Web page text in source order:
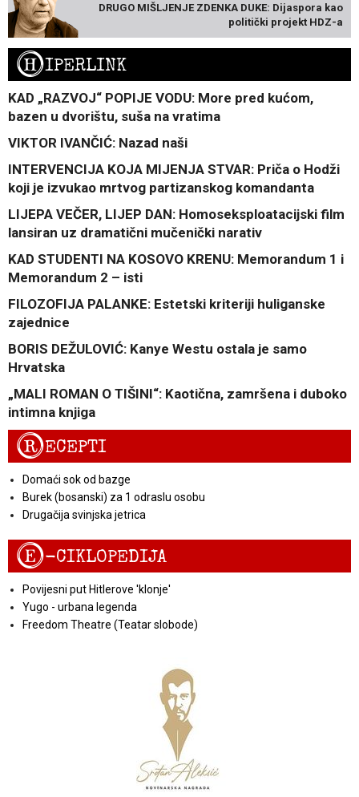
DRUGO MIŠLJENJE ZDENKA DUKE: Dijaspora kao
politički projekt HDZ-a
HIPERLINK
KAD „RAZVOJ“ POPIJE VODU: More pred kućom,
bazen u dvorištu, suša na vratima
VIKTOR IVANČIĆ: Nazad naši
INTERVENCIJA KOJA MIJENJA STVAR: Priča o Hodži
koji je izvukao mrtvog partizanskog komandanta
LIJEPA VEČER, LIJEP DAN: Homoseksploatacijski film
lansiran uz dramatični mučenički narativ
KAD STUDENTI NA KOSOVO KRENU: Memorandum 1 i
Memorandum 2 – isti
FILOZOFIJA PALANKE: Estetski kriteriji huliganske
zajednice
BORIS DEŽULOVIĆ: Kanye Westu ostala je samo
Hrvatska
„MALI ROMAN O TIŠINI“: Kaotična, zamršena i duboko
intimna knjiga
RECEPTI
Domaći sok od bazge
Burek (bosanski) za 1 odraslu osobu
Drugačija svinjska jetrica
E-CIKLOPEDIJA
Povijesni put Hitlerove 'klonje'
Yugo - urbana legenda
Freedom Theatre (Teatar slobode)